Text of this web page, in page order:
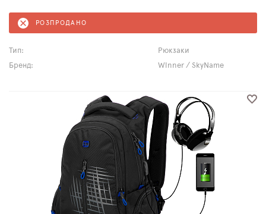
РОЗПРОДАНО
Тип:
Рюкзаки
Бренд:
Winner / SkyName